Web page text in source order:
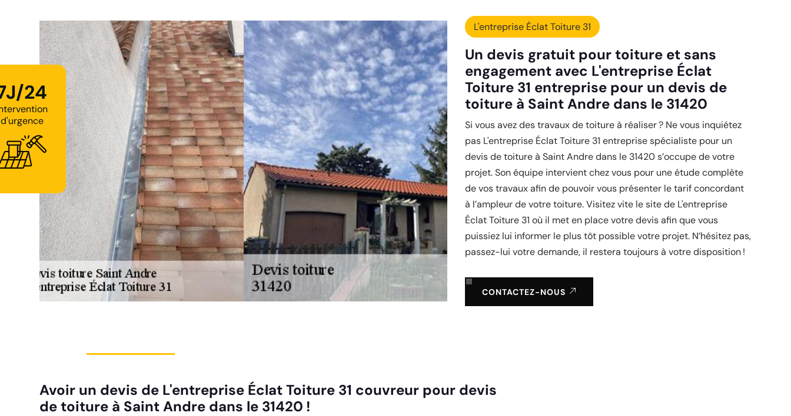
24
d'urgence
L'entreprise Éclat Toiture 31
Un devis gratuit pour toiture et sans
engagement avec L'entreprise Éclat
Toiture 31 entreprise pour un devis de
toiture à Saint Andre dans le 31420
Si vous avez des travaux de toiture à réaliser ? Ne vous inquiétez
pas L'entreprise Éclat Toiture 31 entreprise spécialiste pour un
devis de toiture à Saint Andre dans le 31420 s’occupe de votre
projet. Son équipe intervient chez vous pour une étude complète
de vos travaux afin de pouvoir vous présenter le tarif concordant
à l’ampleur de votre toiture. Visitez vite le site de L'entreprise
Éclat Toiture 31 où il met en place votre devis afin que vous
puissiez lui informer le plus tôt possible votre projet. N’hésitez pas,
passez-lui votre demande, il restera toujours à votre disposition !
CONTACTEZ-NOUS
Avoir un devis de L'entreprise Éclat Toiture 31 couvreur pour devis
de toiture à Saint Andre dans le 31420 !